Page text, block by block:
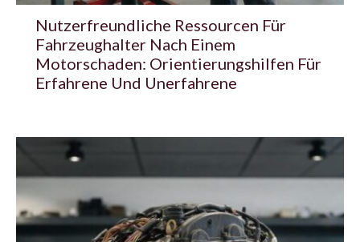
Nutzerfreundliche Ressourcen Für
Fahrzeughalter Nach Einem
Motorschaden: Orientierungshilfen Für
Erfahrene Und Unerfahrene